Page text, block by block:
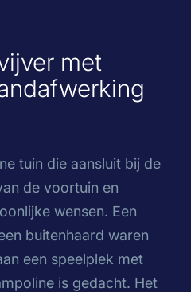
met
tuin die aansluit bij de
de voortuin en
wensen. Een
buitenhaard waren
een speelplek met
is gedacht. Het